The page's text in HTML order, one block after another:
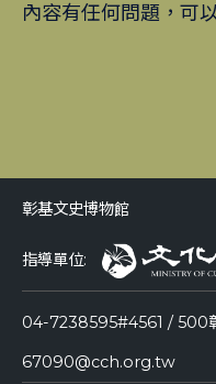
內容有任何問題，可
彰基文史博物館
指導單位:
04-7238595#4561 / 500
67090@cch.org.tw